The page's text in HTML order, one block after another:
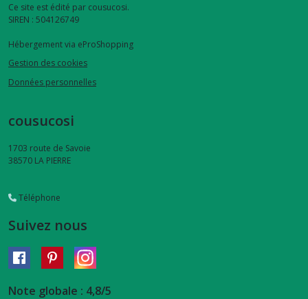
de
lingettes
à
couvre-
livres
Afficher
les
résultats
Ce site est édité par cousucosi.
SIREN : 504126749
Hébergement via eProShopping
Gestion des cookies
Données personnelles
cousucosi
1703 route de Savoie
38570 LA PIERRE
Téléphone
Suivez nous
Note globale : 4,8/5